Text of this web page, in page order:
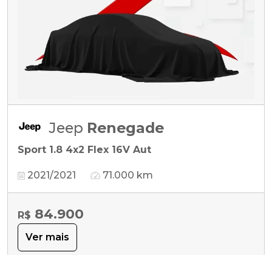
Jeep Renegade
Sport 1.8 4x2 Flex 16V Aut
2021/2021 71.000 km
R$ 84.900
Ver mais